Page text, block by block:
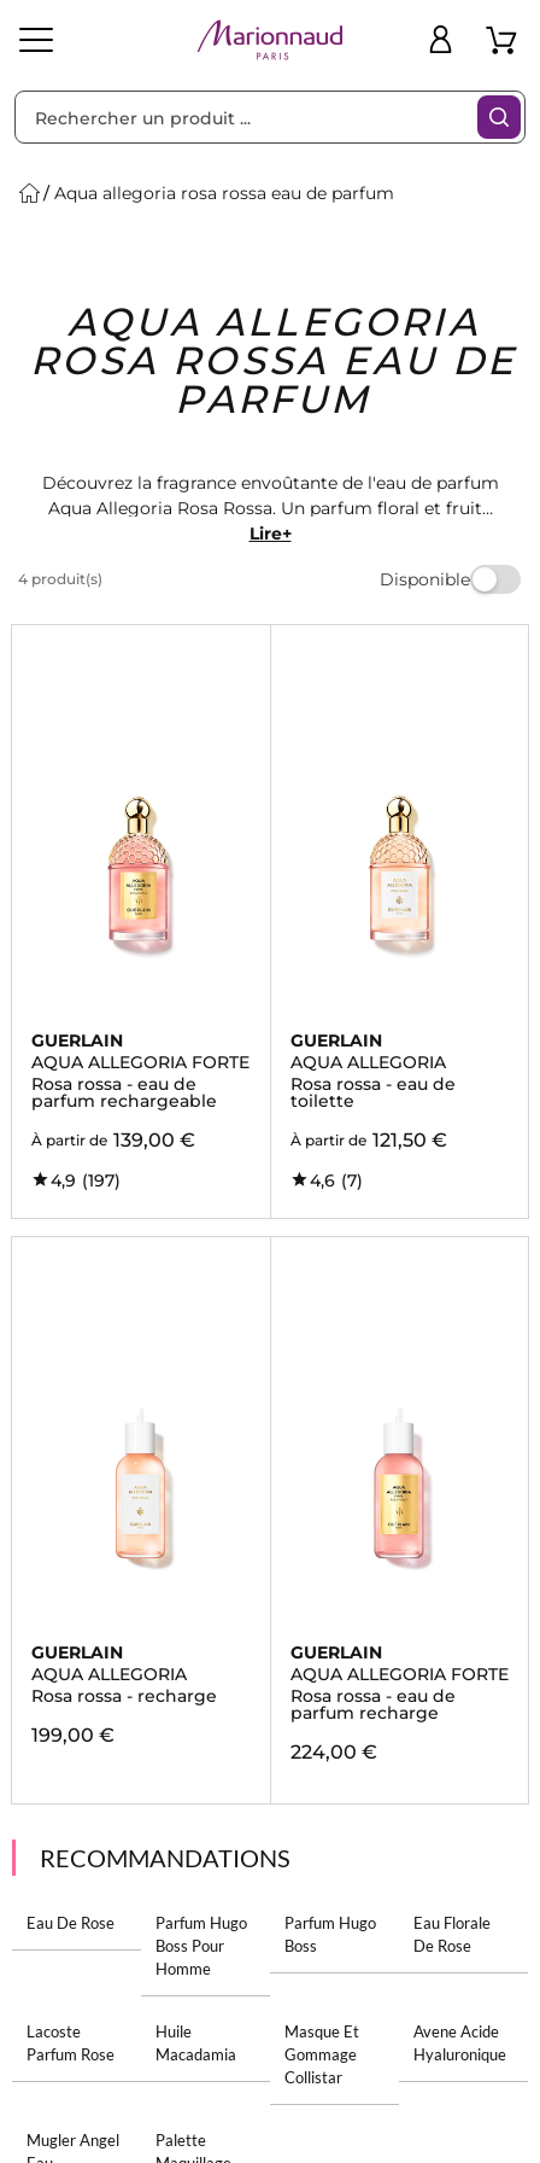
Solaire Homme Marques Idées
Cadeaux
Bons
Plans
Aqua allegoria rosa rossa eau de parfum
AQUA ALLEGORIA
ROSA ROSSA EAU DE
PARFUM
Découvrez la fragrance envoûtante de l'eau de parfum
Aqua Allegoria Rosa Rossa. Un parfum floral et fruité
qui évoque la passion et la féminité. Retrouvez cette
beauté de haute qualité chez Marionnaud.
Lire+
4 produit(s) Disponible
Filtres
GUERLAIN
AQUA ALLEGORIA FORTE
Rosa rossa - eau de
parfum rechargeable
À partir de 139,00 €
4,9 (197)
GUERLAIN
AQUA ALLEGORIA
Rosa rossa - eau de
toilette
À partir de 121,50 €
4,6 (7)
GUERLAIN
AQUA ALLEGORIA
Rosa rossa - recharge
199,00 €
GUERLAIN
AQUA ALLEGORIA FORTE
Rosa rossa - eau de
parfum recharge
224,00 €
RECOMMANDATIONS
Eau De Rose
Parfum Hugo
Boss Pour
Homme
Parfum Hugo
Boss
Eau Florale
De Rose
Lacoste
Parfum Rose
Huile
Macadamia
Masque Et
Gommage
Collistar
Avene Acide
Hyaluronique
Mugler Angel
Palette